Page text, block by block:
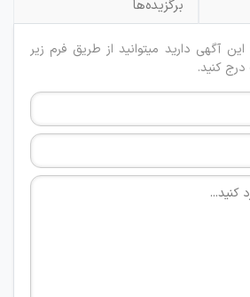
برگزیده‌ها
این آگهی دارید میتوانید از طریق فرم زیر
کنید.